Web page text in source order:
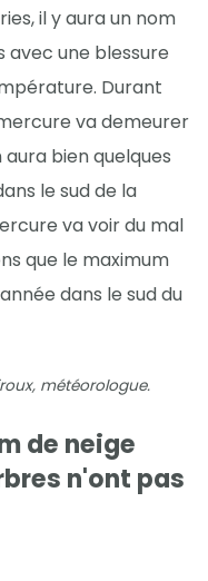
il y aura un nom
avec une blessure
Durant
va demeurer
aura bien quelques
le sud de la
va voir du mal
que le maximum
dans le sud du
météorologue.
de neige
n'ont pas